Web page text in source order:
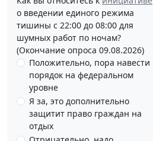
о введении единого режима
тишины с 22:00 до 08:00 для
шумных работ по ночам?
(Окончание опроса 09.08.2026)
Положительно, пора навести
порядок на федеральном
уровне
Я за, это дополнительно
защитит право граждан на
отдых